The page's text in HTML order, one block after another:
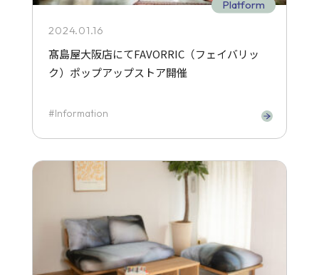
Platform
2024.01.16
髙島屋大阪店にてFAVORRIC（フェイバリッ
ク）ポップアップストア開催
Information